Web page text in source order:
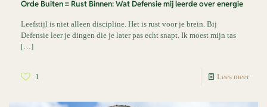
Orde Buiten = Rust Binnen: Wat Defensie mij leerde over energie
Leefstijl is niet alleen discipline. Het is rust voor je brein. Bij
Defensie leer je dingen die je later pas echt snapt. Ik moest mijn tas
[…]
1 Lees meer